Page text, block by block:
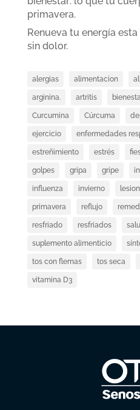
primavera.
Renueva tu energía
sin dolor.
alergias alimentacion
arginina. artritis
Curcumina Cúrcuma
ejercicio enfermedades
estreñimiento estrés
golpes gripa gripe
influenza invierno
primavera reflujo
resfriado resfriados
suplemento alimenticio
tos con flemas tos seca
vitamina D3